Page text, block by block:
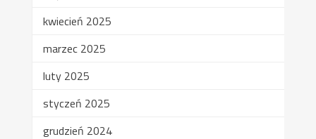
kwiecień 2025
marzec 2025
luty 2025
styczeń 2025
grudzień 2024